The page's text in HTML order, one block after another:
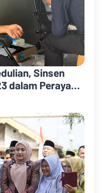
Sinsen
dalam Perayaan